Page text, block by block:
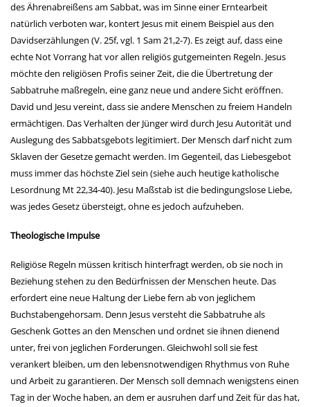
des Ährenabreißens am Sabbat, was im Sinne einer Erntearbeit
natürlich verboten war, kontert Jesus mit einem Beispiel aus den
Davidserzählungen (V. 25f, vgl. 1 Sam 21,2-7). Es zeigt auf, dass eine
echte Not Vorrang hat vor allen religiös gutgemeinten Regeln. Jesus
möchte den religiösen Profis seiner Zeit, die die Übertretung der
Sabbatruhe maßregeln, eine ganz neue und andere Sicht eröffnen.
David und Jesu vereint, dass sie andere Menschen zu freiem Handeln
ermächtigen. Das Verhalten der Jünger wird durch Jesu Autorität und
Auslegung des Sabbatsgebots legitimiert. Der Mensch darf nicht zum
Sklaven der Gesetze gemacht werden. Im Gegenteil, das Liebesgebot
muss immer das höchste Ziel sein (siehe auch heutige katholische
Lesordnung Mt 22,34-40). Jesu Maßstab ist die bedingungslose Liebe,
was jedes Gesetz übersteigt, ohne es jedoch aufzuheben.
Theologische Impulse
Religiöse Regeln müssen kritisch hinterfragt werden, ob sie noch in
Beziehung stehen zu den Bedürfnissen der Menschen heute. Das
erfordert eine neue Haltung der Liebe fern ab von jeglichem
Buchstabengehorsam. Denn Jesus versteht die Sabbatruhe als
Geschenk Gottes an den Menschen und ordnet sie ihnen dienend
unter, frei von jeglichen Forderungen. Gleichwohl soll sie fest
verankert bleiben, um den lebensnotwendigen Rhythmus von Ruhe
und Arbeit zu garantieren. Der Mensch soll demnach wenigstens einen
Tag in der Woche haben, an dem er ausruhen darf und Zeit für das hat,